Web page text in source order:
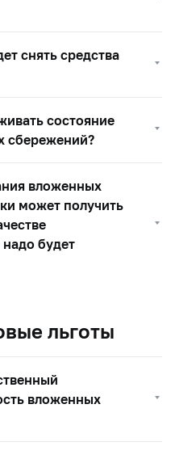
снять средства
состояние
сбережений?
вложенных
может получить
надо будет
льготы
вложенных